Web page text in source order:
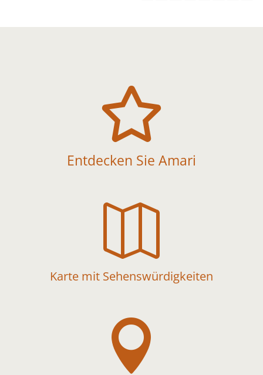

Entdecken Sie Amari

Karte mit Sehenswürdigkeiten
